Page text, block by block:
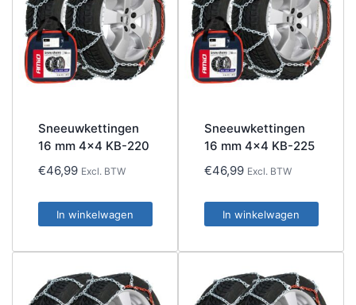
Sneeuwkettingen
16 mm 4×4 KB-220
€46,99 Excl. BTW
In winkelwagen
Sneeuwkettingen
16 mm 4×4 KB-225
€46,99 Excl. BTW
In winkelwagen